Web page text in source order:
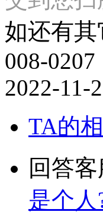
如还有其
008-0207
2022-11-
TA的
回答
是个人